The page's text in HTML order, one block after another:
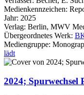
Medienkennzeichen:
Jahr: 2025
Verlag: Berlin, MWV
Übergeordnetes Werk:
Mediengruppe:
lädt
2024; Spurwechsel